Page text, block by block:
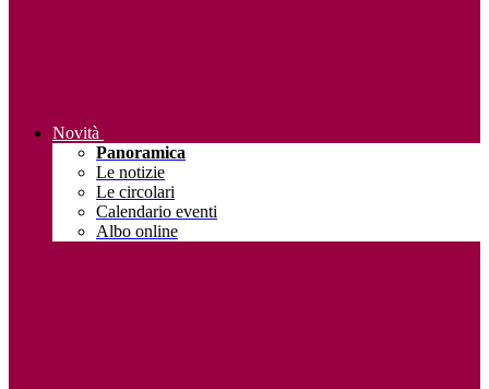
Novità
Panoramica
Le notizie
Le circolari
Calendario eventi
Albo online